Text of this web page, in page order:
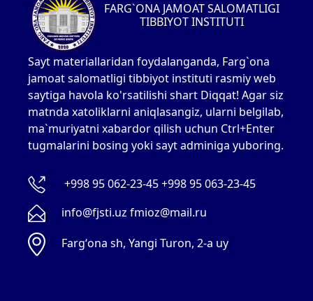
FARG`ONA JAMOAT SALOMATLIGI
TIBBIYOT INSTITUTI
Sayt materiallaridan foydalanganda, Farg`ona
jamoat salomatligi tibbiyot instituti rasmiy web
saytiga havola ko'rsatilishi shart Diqqat! Agar siz
matnda xatoliklarni aniqlasangiz, ularni belgilab,
ma`muriyatni xabardor qilish uchun Ctrl+Enter
tugmalarini bosing yoki sayt adminiga yuboring.
+998 95 062-23-45 +998 95 063-23-45
info@fjsti.uz fmioz@mail.ru
Fargʻona sh, Yangi Turon, 2-a uy